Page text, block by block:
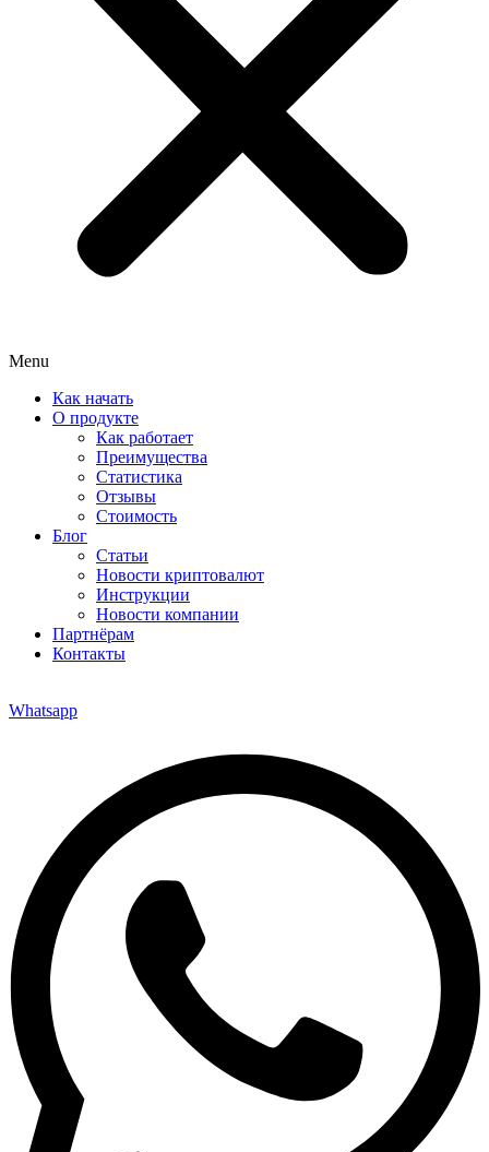
Menu
Как начать
О продукте
Как работает
Преимущества
Статистика
Отзывы
Стоимость
Блог
Статьи
Новости криптовалют
Инструкции
Новости компании
Партнёрам
Контакты
Whatsapp